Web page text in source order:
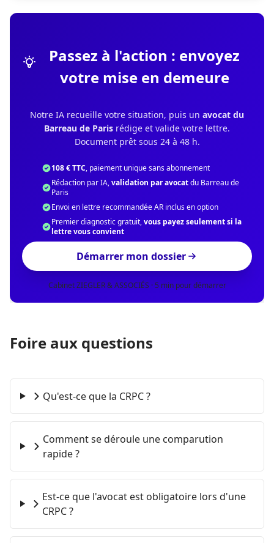
Passez à l'action : envoyez
votre mise en demeure
Notre IA recueille votre situation, puis un avocat du
Barreau de Paris rédige et valide votre lettre.
Document prêt sous 24 à 48 h.
108 € TTC, paiement unique sans abonnement
Rédaction par IA,validation par avocatdu Barreau de
Paris
Envoi en lettre recommandée AR inclus en option
Premier diagnostic gratuit,vous payez seulement si la
lettre vous convient
Démarrer mon dossier
Cabinet ZIEGLER & ASSOCIÉS · 5 min pour démarrer
Foire aux questions
Qu'est-ce que la CRPC ?
Comment se déroule une comparution
rapide ?
Est-ce que l'avocat est obligatoire lors d'une
CRPC ?